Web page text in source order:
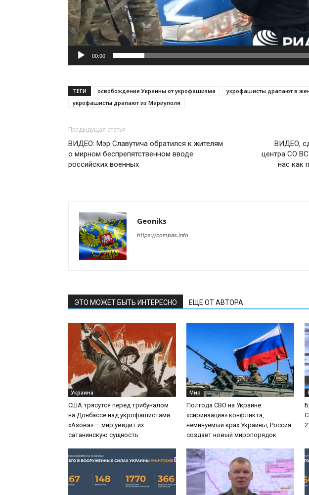
00:00
ТЕГИ освобождение Украины от укрофашизма
укрофашисты драпают в
укрофашисты драпают из Мариуполя
Предыдущая статья
ВИДЕО: Мэр Славутича обратился к жителям
о мирном беспрепятственном вводе
российских военных
ВИДЕО,
центра СО
нас как
Geoniks
https://compas.info
ЭТО МОЖЕТ БЫТЬ ИНТЕРЕСНО ЕЩЕ ОТ АВТОРА
Украина
США трясутся перед трибуналом
на Донбассе над укрофашистами
«Азова» — мир увидит их
сатанинскую сущность
Мир
Полгода СВО на Украине:
«сириизация» конфликта,
неминуемый крах Украины, Россия
создает новый миропорядок